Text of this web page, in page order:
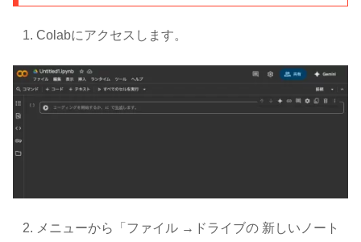
Colabにアクセスします。
メニューから「ファイル →ドライブの 新しいノート